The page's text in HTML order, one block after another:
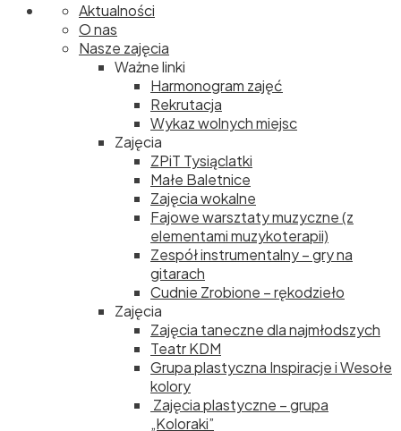
Aktualności
O nas
Nasze zajęcia
Ważne linki
Harmonogram zajęć
Rekrutacja
Wykaz wolnych miejsc
Zajęcia
ZPiT Tysiąclatki
Małe Baletnice
Zajęcia wokalne
Fajowe warsztaty muzyczne (z
elementami muzykoterapii)
Zespół instrumentalny – gry na
gitarach
Cudnie Zrobione – rękodzieło
Zajęcia
Zajęcia taneczne dla najmłodszych
Teatr KDM
Grupa plastyczna Inspiracje i Wesołe
kolory
Zajęcia plastyczne – grupa
„Koloraki”